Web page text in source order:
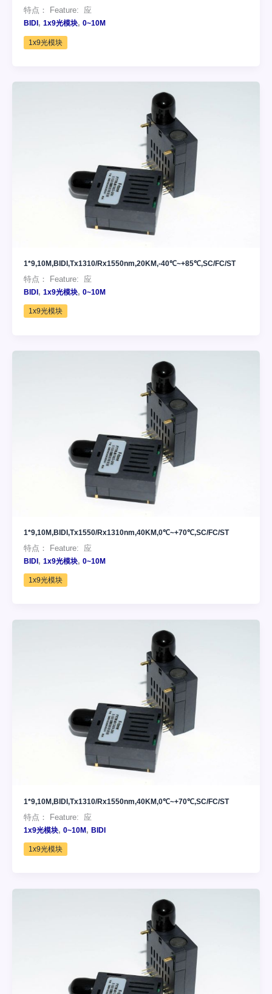
特点： Feature: 应
BIDI, 1x9光模块, 0~10M
1x9光模块
1*9,10M,BIDI,Tx1310/Rx1550nm,20KM,-40℃~+85℃,SC/FC/ST
特点： Feature: 应
BIDI, 1x9光模块, 0~10M
1x9光模块
1*9,10M,BIDI,Tx1550/Rx1310nm,40KM,0℃~+70℃,SC/FC/ST
特点： Feature: 应
BIDI, 1x9光模块, 0~10M
1x9光模块
1*9,10M,BIDI,Tx1310/Rx1550nm,40KM,0℃~+70℃,SC/FC/ST
特点： Feature: 应
1x9光模块, 0~10M, BIDI
1x9光模块